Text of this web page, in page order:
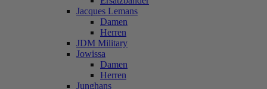
Jacques Lemans
Damen
Herren
JDM Military
Jowissa
Damen
Herren
Junghans